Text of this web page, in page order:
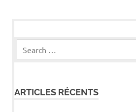
ARTICLES RÉCENTS